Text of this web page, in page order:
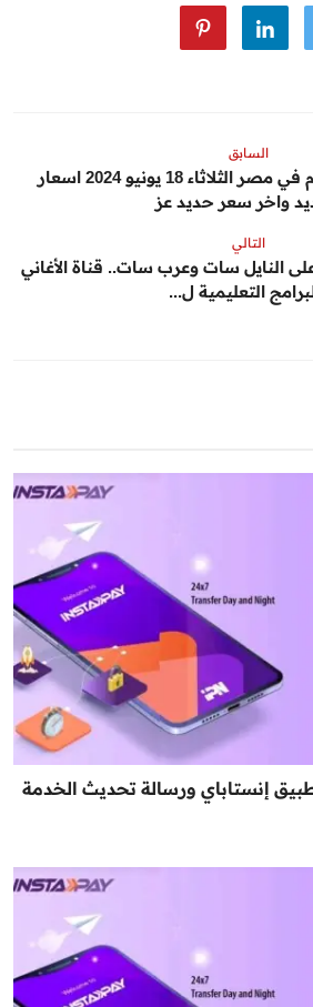
السابق
سعر طن الحديد اليوم في مصر الثلاثاء 18 يونيو 2024 اسعار
واخر سعر حديد عز
التالي
قناة وناسة 2024 على النايل سات وعرب سات.. قناة الأغاني
التعليمية ل...
إنستاباي ورسالة تحديث الخدمة